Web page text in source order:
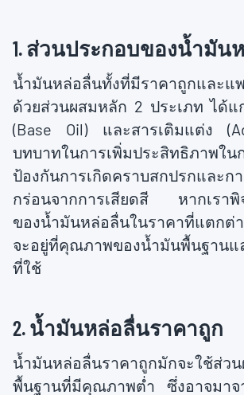
1. ส่วนประกอบของน้ำมัน
น้ำมันหล่อลื่นทั้งที่มีราคาถูกและแ
ด้วยส่วนผสมหลัก 2 ประเภท ได้
(Base Oil) และสารเติมแต่ง
บทบาทในการเพิ่มประสิทธิภาพใน
ป้องกันการเกิดคราบสกปรกและก
กร่อนจากการเสียดสี หากเรา
ของน้ำมันหล่อลื่นในราคาที่แตก
จะอยู่ที่คุณภาพของน้ำมันพื้นฐานแ
ที่ใช้
2. น้ำมันหล่อลื่นราคาถูก
น้ำมันหล่อลื่นราคาถูกมักจะใช้ส่ว
พื้นฐานที่มีคุณภาพต่ำ ซึ่งอาจมาจ